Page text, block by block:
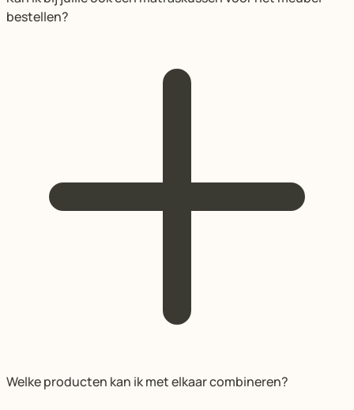
bestellen?
Welke producten kan ik met elkaar combineren?